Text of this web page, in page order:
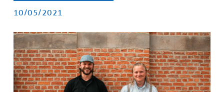
Artikel
PUBLICATIEDATUM
10/05/2021
Afbeelding
Afbeelding